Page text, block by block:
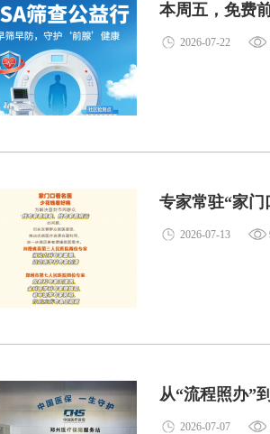
本周五，免费
2026-07-22
专家常驻“家
2026-07-13
从“流程照办”
2026-07-07